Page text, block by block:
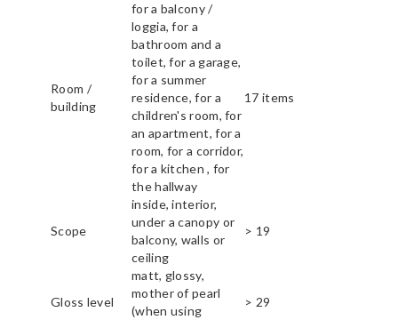
Room /
building
for a balcony /
loggia, for a
bathroom and a
toilet, for a garage,
for a summer
residence, for a
children's room, for
an apartment, for a
room, for a corridor,
for a kitchen , for
the hallway
17 items
Scope
inside, interior,
under a canopy or
balcony, walls or
ceiling
> 19
Gloss level
matt, glossy,
mother of pearl
(when using
> 29